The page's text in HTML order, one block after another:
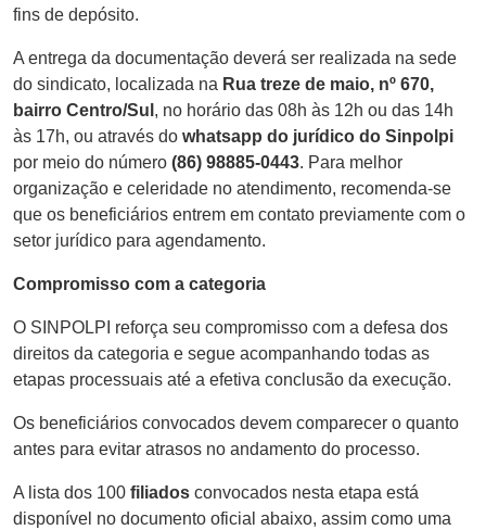
fins de depósito.
A entrega da documentação deverá ser realizada na sede
do sindicato, localizada na Rua treze de maio, nº 670,
bairro Centro/Sul , no horário das 08h às 12h ou das 14h
às 17h, ou através do whatsapp do jurídico do Sinpolpi
por meio do número (86) 98885-0443. Para melhor
organização e celeridade no atendimento, recomenda-se
que os beneficiários entrem em contato previamente com o
setor jurídico para agendamento.
Compromisso com a categoria
O SINPOLPI reforça seu compromisso com a defesa dos
direitos da categoria e segue acompanhando todas as
etapas processuais até a efetiva conclusão da execução.
Os beneficiários convocados devem comparecer o quanto
antes para evitar atrasos no andamento do processo.
A lista dos 100 filiados convocados nesta etapa está
disponível no documento oficial abaixo, assim como uma